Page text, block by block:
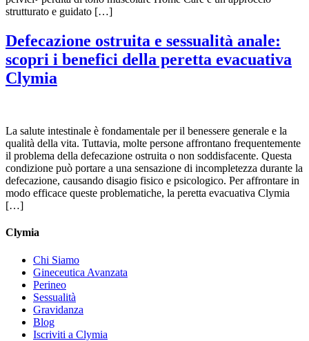
strutturato e guidato […]
Defecazione ostruita e sessualità anale:
scopri i benefici della peretta evacuativa
Clymia
La salute intestinale è fondamentale per il benessere generale e la
qualità della vita. Tuttavia, molte persone affrontano frequentemente
il problema della defecazione ostruita o non soddisfacente. Questa
condizione può portare a una sensazione di incompletezza durante la
defecazione, causando disagio fisico e psicologico. Per affrontare in
modo efficace queste problematiche, la peretta evacuativa Clymia
[…]
Clymia
Chi Siamo
Gineceutica Avanzata
Perineo
Sessualità
Gravidanza
Blog
Iscriviti a Clymia